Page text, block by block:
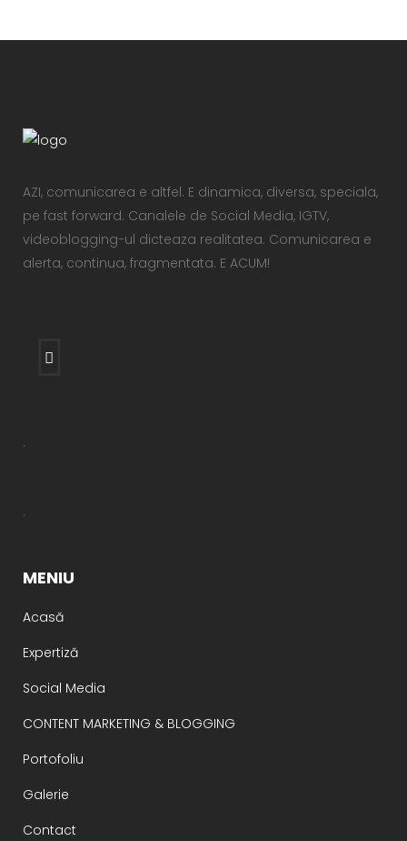
AZI, comunicarea e altfel. E dinamica, diversa, speciala,
pe fast forward. Canalele de Social Media, IGTV,
videoblogging-ul dicteaza realitatea. Comunicarea e
alerta, continua, fragmentata. E ACUM!
.
.
MENIU
Acasă
Expertiză
Social Media
CONTENT MARKETING & BLOGGING
Portofoliu
Galerie
Contact